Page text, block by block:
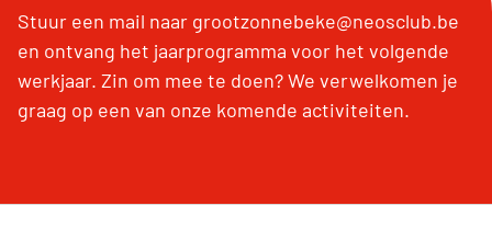
Stuur een mail naar grootzonnebeke@neosclub.be
en ontvang het jaarprogramma voor het volgende
werkjaar. Zin om mee te doen? We verwelkomen je
graag op een van onze komende activiteiten.